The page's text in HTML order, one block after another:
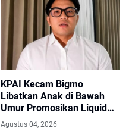
KPAI Kecam Bigmo
Libatkan Anak di Bawah
Umur Promosikan Liquid
Vape, Minta Aparat
Bertindak Tegas
Agustus 04, 2026